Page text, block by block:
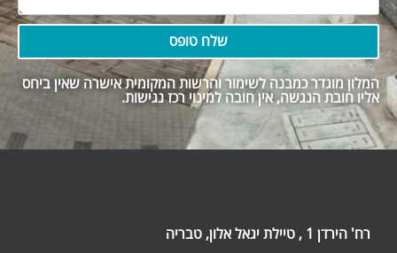
שלח טופס
המלון מוגדר כמבנה לשימור והרשות המקומית אישרה שאין ביחס
אליו חובת הנגשה, אין חובה למינוי רכז נגישות.
רח' הירדן 1 , טיילת יגאל אלון, טבריה